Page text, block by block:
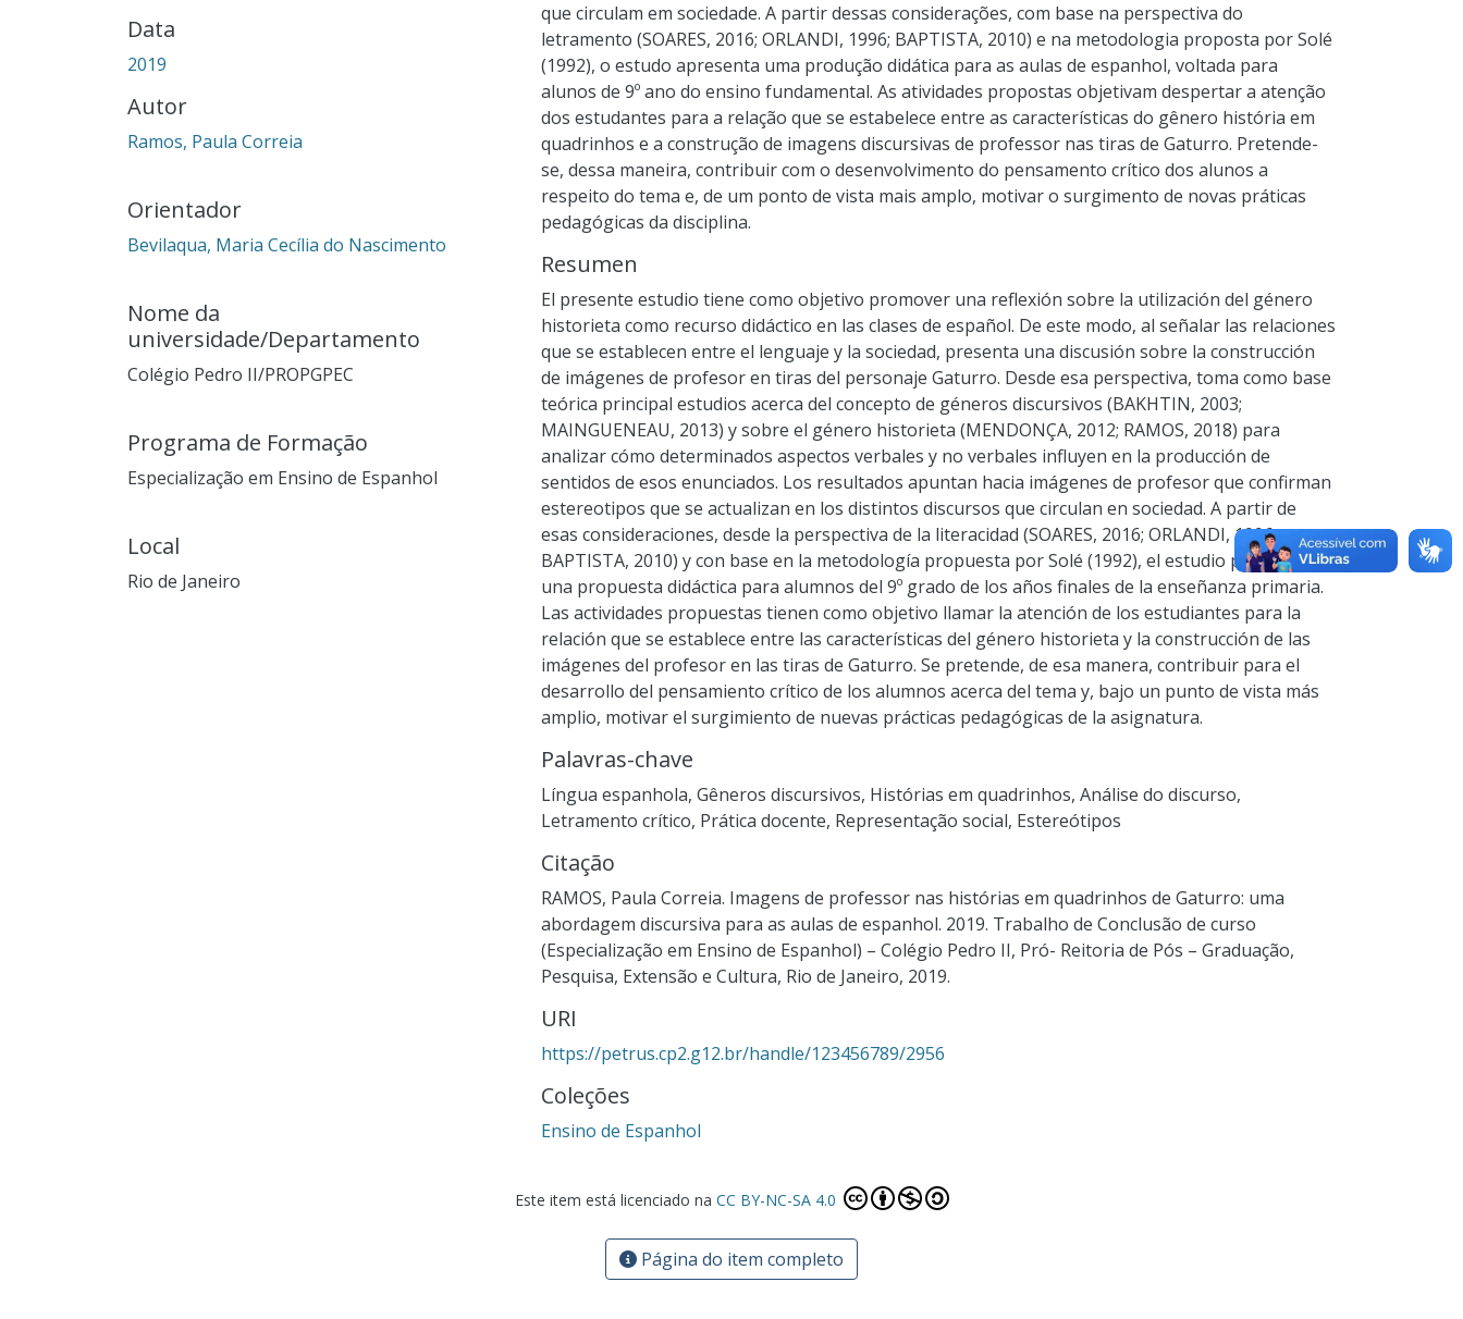
Data
2019
Autor
Ramos, Paula Correia
Orientador
Bevilaqua, Maria Cecília do Nascimento
Nome da
universidade/Departamento
Colégio Pedro II/PROPGPEC
Programa de Formação
Especialização em Ensino de Espanhol
Local
Rio de Janeiro
que circulam em sociedade. A partir dessas considerações, com base na perspectiva do
letramento (SOARES, 2016; ORLANDI, 1996; BAPTISTA, 2010) e na metodologia proposta por Solé
(1992), o estudo apresenta uma produção didática para as aulas de espanhol, voltada para
alunos de 9º ano do ensino fundamental. As atividades propostas objetivam despertar a atenção
dos estudantes para a relação que se estabelece entre as características do gênero história em
quadrinhos e a construção de imagens discursivas de professor nas tiras de Gaturro. Pretende-
se, dessa maneira, contribuir com o desenvolvimento do pensamento crítico dos alunos a
respeito do tema e, de um ponto de vista mais amplo, motivar o surgimento de novas práticas
pedagógicas da disciplina.
Resumen
El presente estudio tiene como objetivo promover una reflexión sobre la utilización del género
historieta como recurso didáctico en las clases de español. De este modo, al señalar las relaciones
que se establecen entre el lenguaje y la sociedad, presenta una discusión sobre la construcción
de imágenes de profesor en tiras del personaje Gaturro. Desde esa perspectiva, toma como base
teórica principal estudios acerca del concepto de géneros discursivos (BAKHTIN, 2003;
MAINGUENEAU, 2013) y sobre el género historieta (MENDONÇA, 2012; RAMOS, 2018) para
analizar cómo determinados aspectos verbales y no verbales influyen en la producción de
sentidos de esos enunciados. Los resultados apuntan hacia imágenes de profesor que confirman
estereotipos que se actualizan en los distintos discursos que circulan en sociedad. A partir de
esas consideraciones, desde la perspectiva de la literacidad (SOARES, 2016; ORLANDI, 1996;
BAPTISTA, 2010) y con base en la metodología propuesta por Solé (1992), el estudio presenta
una propuesta didáctica para alumnos del 9º grado de los años finales de la enseñanza primaria.
Las actividades propuestas tienen como objetivo llamar la atención de los estudiantes para la
relación que se establece entre las características del género historieta y la construcción de las
imágenes del profesor en las tiras de Gaturro. Se pretende, de esa manera, contribuir para el
desarrollo del pensamiento crítico de los alumnos acerca del tema y, bajo un punto de vista más
amplio, motivar el surgimiento de nuevas prácticas pedagógicas de la asignatura.
Palavras-chave
Língua espanhola, Gêneros discursivos, Histórias em quadrinhos, Análise do discurso,
Letramento crítico, Prática docente, Representação social, Estereótipos
Citação
RAMOS, Paula Correia. Imagens de professor nas histórias em quadrinhos de Gaturro: uma
abordagem discursiva para as aulas de espanhol. 2019. Trabalho de Conclusão de curso
(Especialização em Ensino de Espanhol) – Colégio Pedro II, Pró- Reitoria de Pós – Graduação,
Pesquisa, Extensão e Cultura, Rio de Janeiro, 2019.
URI
https://petrus.cp2.g12.br/handle/123456789/2956
Coleções
Ensino de Espanhol
Este item está licenciado na CC BY-NC-SA 4.0
Página do item completo